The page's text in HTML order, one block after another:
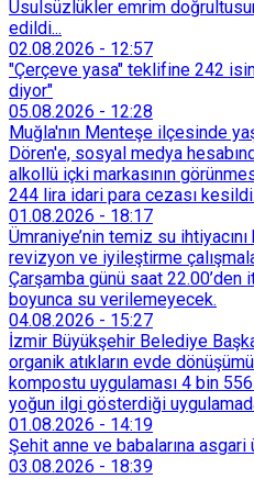
Usulsüzlükler emrim
edildi...
02.08.2026 - 12:57
"Çerçeve yasa" teklifine 242
diyor"
05.08.2026 - 12:28
Muğla'nın Menteşe ilçesinde
Dören'e, sosyal medya
alkollü içki markasının
244 lira idari para cezası kesildi.
taşımadığını savunan Dören,
başvurdu.
01.08.2026 - 18:17
Ümraniye’nin temiz su
revizyon ve iyileştirme
Çarşamba günü saat
boyunca su verilemeyecek.
04.08.2026 - 15:27
İzmir Büyükşehir Belediye
organik atıkların evde
kompostu uygulaması 4 bin
yoğun ilgi gösterdiği
Tarımsal Hizmetler Dairesi
128 bokaşi kompost eğitimi
sürdürülebilir atık yönetimi
01.08.2026 - 14:19
Şehit anne ve babalarına asgari
03.08.2026 - 18:39